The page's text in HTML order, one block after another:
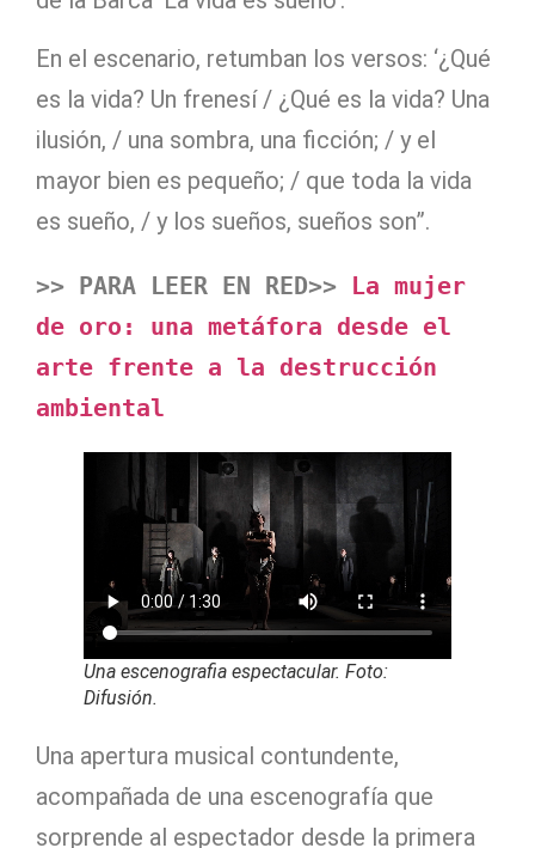
En el escenario, retumban los versos: ‘¿Qué
es la vida? Un frenesí / ¿Qué es la vida? Una
ilusión, / una sombra, una ficción; / y el
mayor bien es pequeño; / que toda la vida
es sueño, / y los sueños, sueños son”.
>> PARA LEER EN RED>> La mujer
de oro: una metáfora desde el
arte frente a la destrucción
ambiental
Una escenografia espectacular. Foto:
Difusión.
Una apertura musical contundente,
acompañada de una escenografía que
sorprende al espectador desde la primera